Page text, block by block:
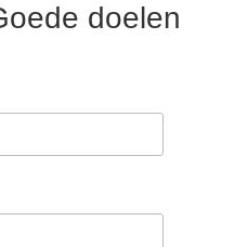
doelen